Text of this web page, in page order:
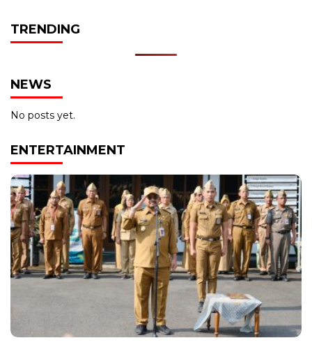
TRENDING
NEWS
No posts yet.
ENTERTAINMENT